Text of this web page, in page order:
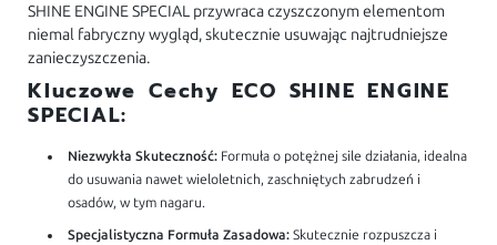
SHINE ENGINE SPECIAL przywraca czyszczonym elementom
niemal fabryczny wygląd, skutecznie usuwając najtrudniejsze
zanieczyszczenia.
Kluczowe Cechy ECO SHINE ENGINE
SPECIAL:
Niezwykła Skuteczność: Formuła o potężnej sile działania, idealna
do usuwania nawet wieloletnich, zaschniętych zabrudzeń i
osadów, w tym nagaru.
Specjalistyczna Formuła Zasadowa: Skutecznie rozpuszcza i